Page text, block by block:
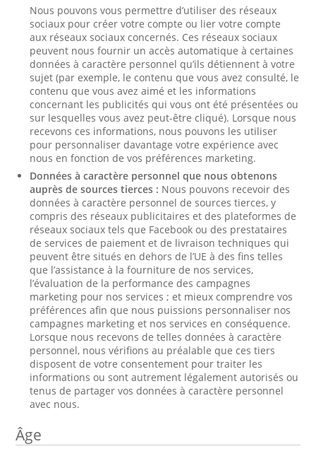
Nous pouvons vous permettre d’utiliser des réseaux
sociaux pour créer votre compte ou lier votre compte
aux réseaux sociaux concernés. Ces réseaux sociaux
peuvent nous fournir un accès automatique à certaines
données à caractère personnel qu’ils détiennent à votre
sujet (par exemple, le contenu que vous avez consulté, le
contenu que vous avez aimé et les informations
concernant les publicités qui vous ont été présentées ou
sur lesquelles vous avez peut-être cliqué). Lorsque nous
recevons ces informations, nous pouvons les utiliser
pour personnaliser davantage votre expérience avec
nous en fonction de vos préférences marketing.
Données à caractère personnel que nous obtenons
auprès de sources tierces : Nous pouvons recevoir des
données à caractère personnel de sources tierces, y
compris des réseaux publicitaires et des plateformes de
réseaux sociaux tels que Facebook ou des prestataires
de services de paiement et de livraison techniques qui
peuvent être situés en dehors de l’UE à des fins telles
que l’assistance à la fourniture de nos services,
l’évaluation de la performance des campagnes
marketing pour nos services ; et mieux comprendre vos
préférences afin que nous puissions personnaliser nos
campagnes marketing et nos services en conséquence.
Lorsque nous recevons de telles données à caractère
personnel, nous vérifions au préalable que ces tiers
disposent de votre consentement pour traiter les
informations ou sont autrement légalement autorisés ou
tenus de partager vos données à caractère personnel
avec nous.
Âge